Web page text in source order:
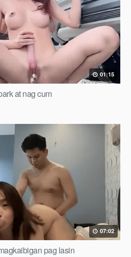
01:15
at nag cum
07:02
pag lasin